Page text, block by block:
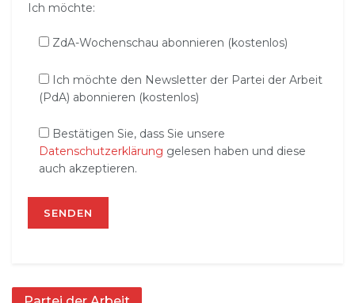
Ich möchte:
ZdA-Wochenschau abonnieren (kostenlos)
Ich möchte den Newsletter der Partei der Arbeit
(PdA) abonnieren (kostenlos)
Bestätigen Sie, dass Sie unsere
Datenschutzerklärung gelesen haben und diese
auch akzeptieren.